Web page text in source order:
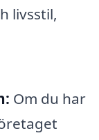
livsstil,
Om du har